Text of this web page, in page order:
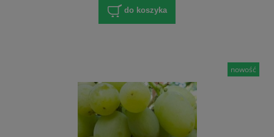
do koszyka
nowość